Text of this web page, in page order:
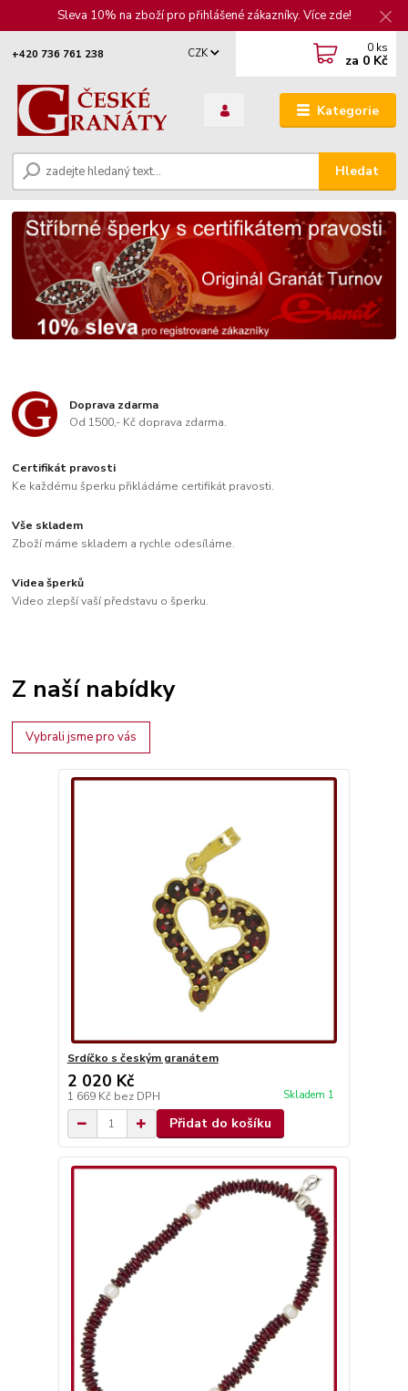
Sleva 10% na zboží pro přihlášené zákazníky. Více zde!
Kategorie
CZK
Hledat
+420 736 761 238 0 ks
za 0 Kč
Doprava zdarma
Od 1500,- Kč doprava zdarma.
Certifikát pravosti
Ke každému šperku přikládáme certifikát pravosti.
Vše skladem
Zboží máme skladem a rychle odesíláme.
Videa šperků
Video zlepší vaší představu o šperku.
Z naší nabídky
Vybrali jsme pro vás
Srdíčko s českým granátem
2 020 Kč
1 669 Kč bez DPH Skladem 1
Přidat do košíku